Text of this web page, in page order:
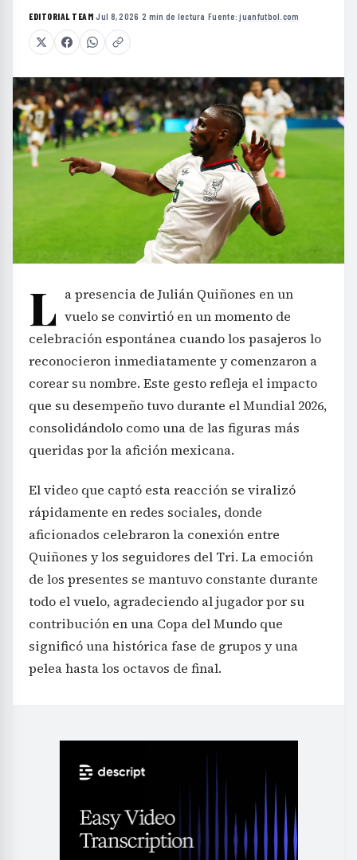
EDITORIAL TEAM·Jul 8, 2026 ·2 min de lectura ·Fuente:juanfutbol.com
L a presencia de Julián Quiñones en un
vuelo se convirtió en un momento de
celebración espontánea cuando los pasajeros lo
reconocieron inmediatamente y comenzaron a
corear su nombre. Este gesto refleja el impacto
que su desempeño tuvo durante el Mundial 2026,
consolidándolo como una de las figuras más
queridas por la afición mexicana.
El video que captó esta reacción se viralizó
rápidamente en redes sociales, donde
aficionados celebraron la conexión entre
Quiñones y los seguidores del Tri. La emoción
de los presentes se mantuvo constante durante
todo el vuelo, agradeciendo al jugador por su
contribución en una Copa del Mundo que
significó una histórica fase de grupos y una
pelea hasta los octavos de final.